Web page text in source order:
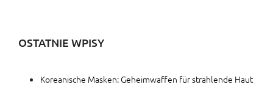
OSTATNIE WPISY
Koreanische Masken: Geheimwaffen für strahlende Haut